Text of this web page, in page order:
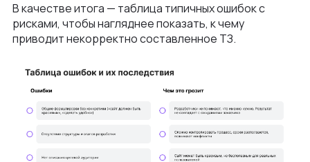
В качестве итога — таблица типичных ошибок с
рисками, чтобы нагляднее показать, к чему
приводит некорректно составленное ТЗ.